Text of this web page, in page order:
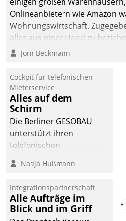
die Bereitschaft, sich zu
und zu verändern.
Onlineanbietern wie Amazon
Wohnungswirtschaft.
alles aus einer Hand zu
Jörn Beckmann
Cockpit für telefonischen
Mieterservice
Alles auf dem
Schirm
Die Berliner GESOBAU
unterstützt ihren
telefonischen
digitalen Cockpit, das
passende Fragen und
Schlagworte auswirft.
Eine intuitive
Nadja Hußmann
Integrationspartnerschaft
Alle Aufträge im
Blick und im Griff